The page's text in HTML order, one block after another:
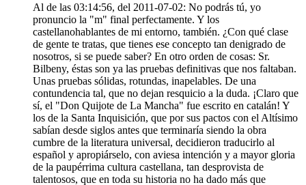
Al de las 03:14:56, del 2011-07-02: No podrás tú, yo
pronuncio la "m" final perfectamente. Y los
castellanohablantes de mi entorno, también. ¿Con qué clase
de gente te tratas, que tienes ese concepto tan denigrado de
nosotros, si se puede saber? En otro orden de cosas: Sr.
Bilbeny, éstas son ya las pruebas definitivas que nos faltaban.
Unas pruebas sólidas, rotundas, inapelables. De una
contundencia tal, que no dejan resquicio a la duda. ¡Claro que
sí, el "Don Quijote de La Mancha" fue escrito en catalán! Y
los de la Santa Inquisición, que por sus pactos con el Altísimo
sabían desde siglos antes que terminaría siendo la obra
cumbre de la literatura universal, decidieron traducirlo al
español y apropiárselo, con aviesa intención y a mayor gloria
de la paupérrima cultura castellana, tan desprovista de
talentosos, que en toda su historia no ha dado más que